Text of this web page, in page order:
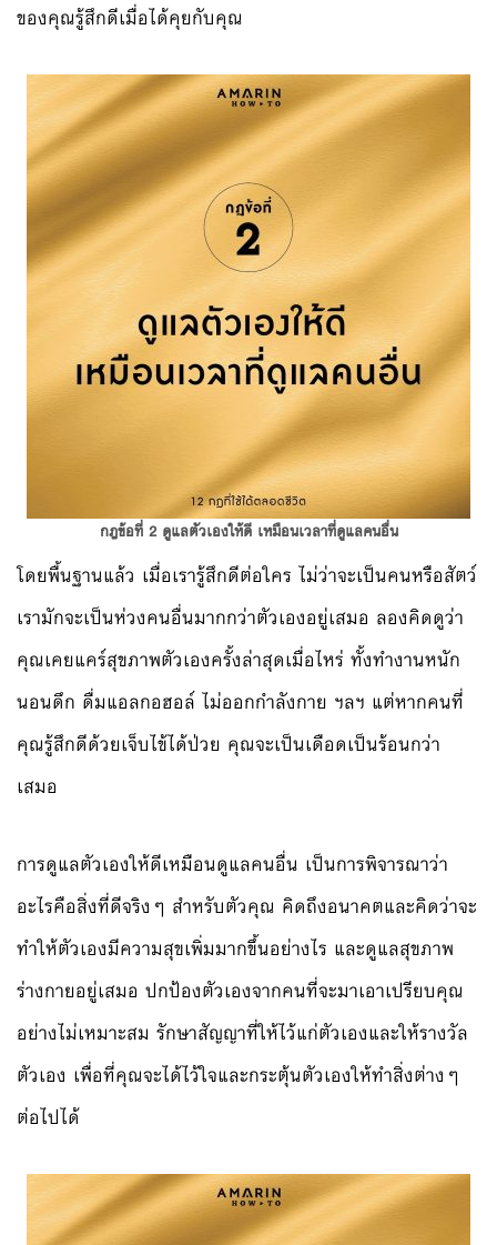
ของคุณรู้สึกดีเมื่อได้คุยกับคุณ
กฎข้อที่ 2 ดูแลตัวเองให้ดี เหมือนเวลาที่ดูแลคนอื่น
โดยพื้นฐานแล้ว เมื่อเรารู้สึกดีต่อใคร ไม่ว่าจะเป็นคนหรือสัตว์
เรามักจะเป็นห่วงคนอื่นมากกว่าตัวเองอยู่เสมอ ลองคิดดูว่า
คุณเคยแคร์สุขภาพตัวเองครั้งล่าสุดเมื่อไหร่ ทั้งทำงานหนัก
นอนดึก ดื่มแอลกอฮอล์ ไม่ออกกำลังกาย ฯลฯ แต่หากคนที่
คุณรู้สึกดีด้วยเจ็บไข้ได้ป่วย คุณจะเป็นเดือดเป็นร้อนกว่า
เสมอ
การดูแลตัวเองให้ดีเหมือนดูแลคนอื่น เป็นการพิจารณาว่า
อะไรคือสิ่งที่ดีจริงๆ สำหรับตัวคุณ คิดถึงอนาคตและคิดว่าจะ
ทำให้ตัวเองมีความสุขเพิ่มมากขึ้นอย่างไร และดูแลสุขภาพ
ร่างกายอยู่เสมอ ปกป้องตัวเองจากคนที่จะมาเอาเปรียบคุณ
อย่างไม่เหมาะสม รักษาสัญญาที่ให้ไว้แก่ตัวเองและให้รางวัล
ตัวเอง เพื่อที่คุณจะได้ไว้ใจและกระตุ้นตัวเองให้ทำสิ่งต่างๆ
ต่อไปได้